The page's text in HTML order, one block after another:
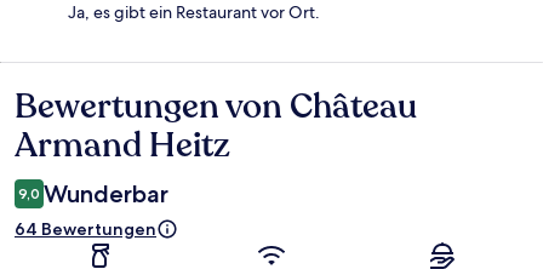
Ja, es gibt ein Restaurant vor Ort.
Bewertungen
Bewertungen von Château
Armand Heitz
9,0 Wunderbar
64 Bewertungen